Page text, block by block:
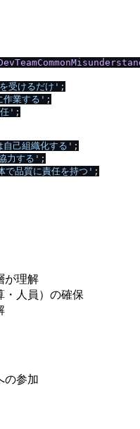
受けるだけ' ;
作業する' ;
' ;
自己組織化する' ;
力する' ;
で品質に責任を持つ' ;
が理解
・人員）の確保
の参加